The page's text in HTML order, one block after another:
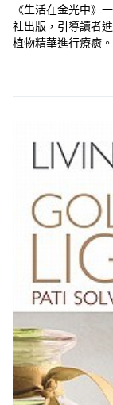
《生活在金光中》
社出版，引導讀者
植物精華進行療癒
習到如何與黃金天